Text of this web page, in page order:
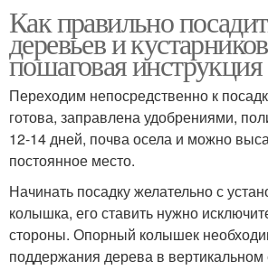
Как правильно
деревьев и
пошаговая инструкция
Переходим непосредственно к
готова, заправлена удобрениями,
12-14 дней, почва осела и можно
постоянное место.
Начинать посадку желательно с
колышка, его ставить нужно
стороны. Опорный колышек
поддержания дерева в вертикальном